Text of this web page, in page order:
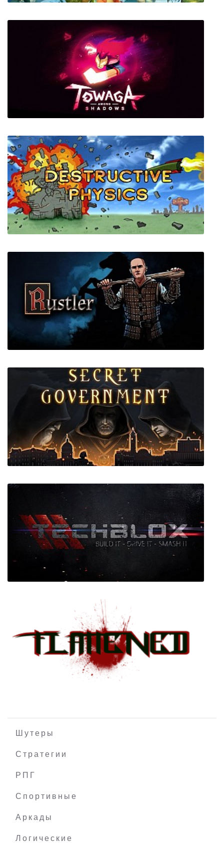
Gigantosaurus The Game
Towaga: Among Shadows
Destructive physics: destruction simulator
Rustler (Grand Theft Horse)
Secret Government
Techblox
Шутеры
Стратегии
РПГ
Спортивные
Аркады
Логические